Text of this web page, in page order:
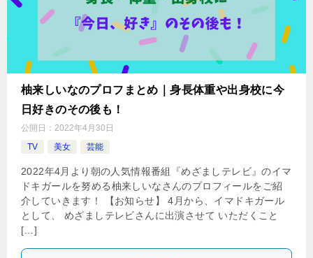
柚来しいなのプロフまとめ｜身長体重や出身校に今
日好きのその後も！
公開日： 2022年4月30日
TV
美女 芸能
2022年4月より朝の人気情報番組『めざましテレビ』のイマ
ドキガールを努める柚来しいなさんのプロフィールをご紹
介していきます！ 【お知らせ】 4月から、イマドキガール
として、 めざましテレビさんに出演させて いただくこと
[…]